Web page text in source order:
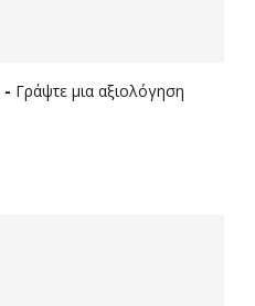
- Γράψτε μια αξιολόγηση